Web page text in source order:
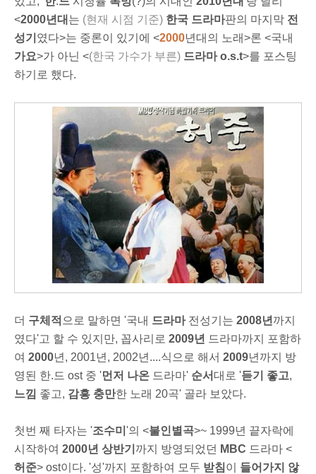
<2000년대 는 (현재 시점 기준) 한국 드라마판의 마지막 전
성기 였다>는 중론이 있기에 <2000년대의 노래>론 <국내
가요>가 아닌 <(한국 가수가 부른) 드라마 o.s.t>를 포스팅
하기로 했다.
더 구체적 으로 말하면 '국내 드라마전성기는 2008년 까지
였다'고 할 수 있지만, 꼽사리로 2009년 드라마까지 포함하
여 2000년, 2001년, 2002년....식으로 해서 2009년까지 방
영된 한.드 ost 중 '먼저 나온 드라마' 순서대로 '듣기 좋고,
느낌 좋고, 감흥 충만한 노래 20곡' 골라 보았다.
첫번 째 타자는 '조수미 '의 <불인별곡>~ 1999년 끝자락에
시작하여 2000년 상반기 까지 방영되었던 MBC 드라마 <
허준> ost이다. '성'까지 포함하여 모두 받침 이 들어가지 않